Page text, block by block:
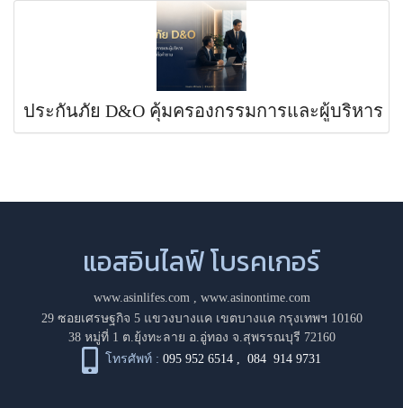
ประกันภัย D&O คุ้มครองกรรมการและผู้บริหาร
แอสอินไลฟ์ โบรคเกอร์
www.asinlifes.com, www.asinontime.com
29 ซอยเศรษฐกิจ 5 แขวงบางแค เขตบางแค กรุงเทพฯ 10160
38 หมู่ที่ 1 ต.ยุ้งทะลาย อ.อู่ทอง จ.สุพรรณบุรี 72160
โทรศัพท์ : 095 952 6514 ,084 914 9731